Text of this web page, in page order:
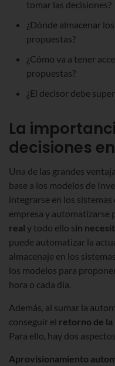
tomar las decisiones?
¿Dónde almacenar
propuestas?
¿Cómo va a tener
propuestas?
¿El decisor debe
La
decisiones
Una de las grandes
base a los modelos de
integrarse en los
empresa y automatizarse
real y todo ello sin
puede automatizar la
almacenaje en los
los modelos para
hora o cada día.
Además, al sumar la
conseguir el retorno de
Para ello, hay dos
Aprovisionamiento